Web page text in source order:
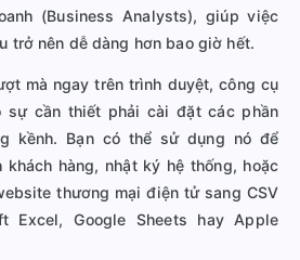
(Business Analysts), giúp việc
trở nên dễ dàng hơn bao giờ hết.
mà ngay trên trình duyệt, công cụ
sự cần thiết phải cài đặt các phần
kềnh. Bạn có thể sử dụng nó để
khách hàng, nhật ký hệ thống, hoặc
thương mại điện tử sang CSV
Excel, Google Sheets hay Apple